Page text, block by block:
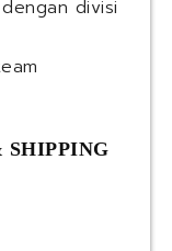
divisi
SHIPPING